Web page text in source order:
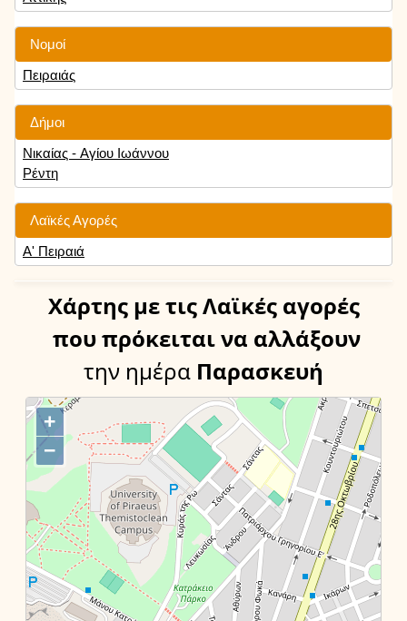
Νομοί
Πειραιάς
Δήμοι
Νικαίας - Αγίου Ιωάννου
Ρέντη
Λαϊκές Αγορές
Α' Πειραιά
Χάρτης με τις Λαϊκές αγορές
που πρόκειται να αλλάξουν
την ημέρα Παρασκευή
+
−